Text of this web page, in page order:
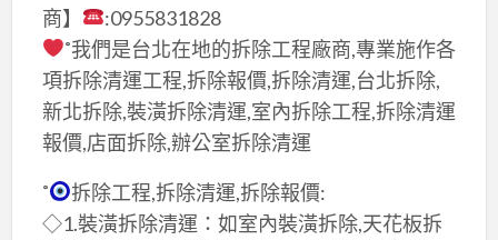
商】
:0955831828
˚我們是台北在地的拆除工程廠商,專業施作各
項拆除清運工程,拆除報價,拆除清運,台北拆除,
新北拆除,裝潢拆除清運,室內拆除工程,拆除清運
報價,店面拆除,辦公室拆除清運
˚
拆除工程,拆除清運,拆除報價:
◇1.裝潢拆除清運：如室內裝潢拆除,天花板拆